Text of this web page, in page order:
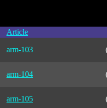
Article
arm-103
arm-104
arm-105